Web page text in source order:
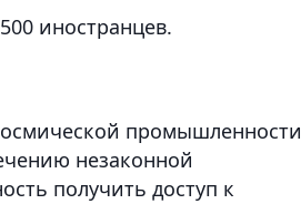
иностранцев.
промышленности
незаконной
получить доступ к